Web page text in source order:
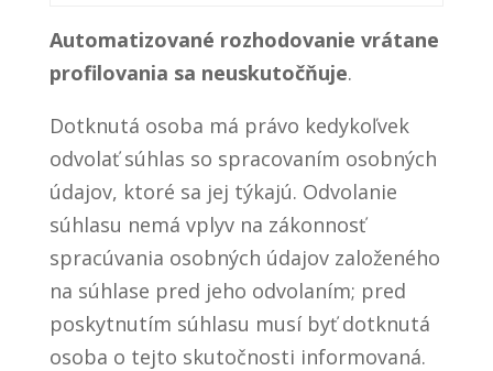
Automatizované rozhodovanie vrátane
profilovania sa neuskutočňuje.
Dotknutá osoba má právo kedykoľvek
odvolať súhlas so spracovaním osobných
údajov, ktoré sa jej týkajú. Odvolanie
súhlasu nemá vplyv na zákonnosť
spracúvania osobných údajov založeného
na súhlase pred jeho odvolaním; pred
poskytnutím súhlasu musí byť dotknutá
osoba o tejto skutočnosti informovaná.